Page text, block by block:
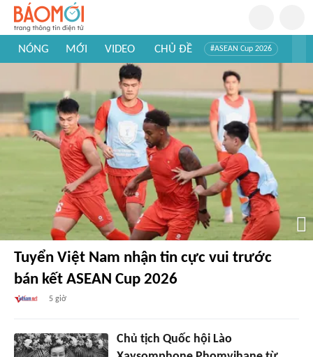
NÓNG MỚI VIDEO CHỦ ĐỀ #ASEAN Cup 2026
#Mỹ - Iran
#Khám phá Việt Nam
Tuyển Việt Nam nhận tin cực vui trước
bán kết ASEAN Cup 2026
5 giờ
Chủ tịch Quốc hội Lào